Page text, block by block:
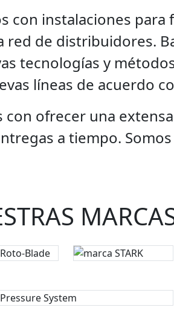
con instalaciones
red de distribuidores.
tecnologías y
líneas de acuerdo
ofrecer una
a tiempo.